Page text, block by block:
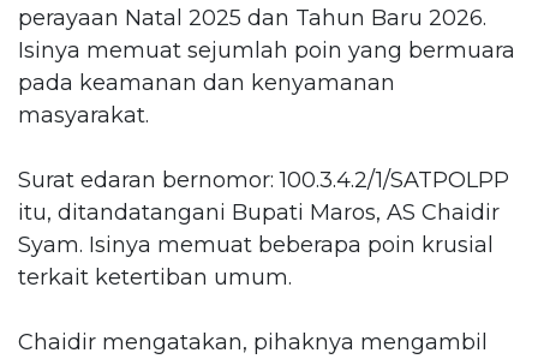
perayaan Natal 2025 dan Tahun Baru 2026.
Isinya memuat sejumlah poin yang bermuara
pada keamanan dan kenyamanan
masyarakat.
Surat edaran bernomor: 100.3.4.2/1/SATPOLPP
itu, ditandatangani Bupati Maros, AS Chaidir
Syam. Isinya memuat beberapa poin krusial
terkait ketertiban umum.
Chaidir mengatakan, pihaknya mengambil